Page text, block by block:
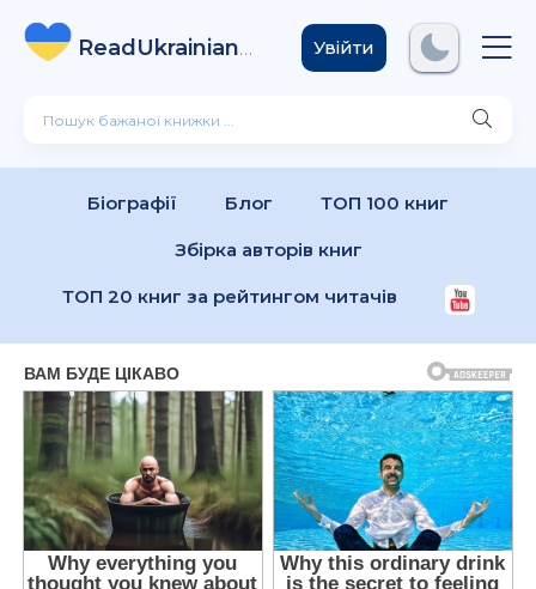
ReadUkrainian
Books .com
Увійти
Біографії Блог ТОП 100 книг
Збірка авторів книг
ТОП 20 книг за рейтингом читачів